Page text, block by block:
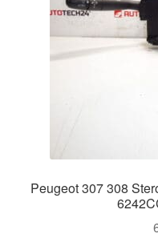
Peugeot 307 308